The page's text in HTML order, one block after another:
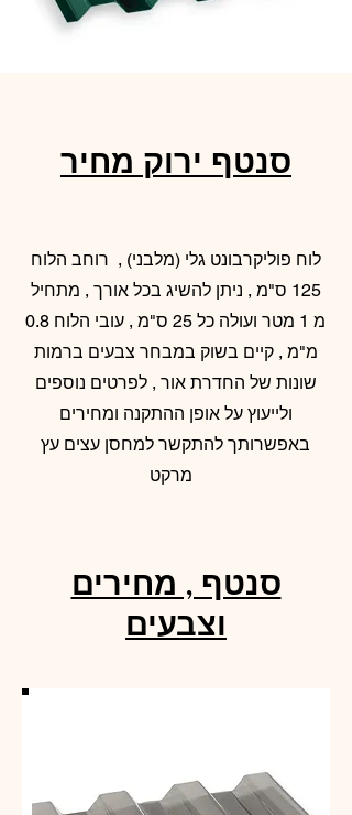
סנטף ירוק מחיר
לוח פוליקרבונט גלי (מלבני) , רוחב הלוח
125 ס"מ , ניתן להשיג בכל אורך , מתחיל
מ 1 מטר ועולה כל 25 ס"מ , עובי הלוח 0.8
מ"מ , קיים בשוק במבחר צבעים ברמות
שונות של החדרת אור , לפרטים נוספים
ולייעוץ על אופן ההתקנה ומחירים
באפשרותך להתקשר למחסן עצים עץ
סנטף , מחירים
וצבעים